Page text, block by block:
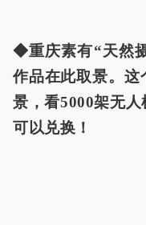
◆重庆素有“天然
作品在此取景。这
景，看5000架无
可以兑换！